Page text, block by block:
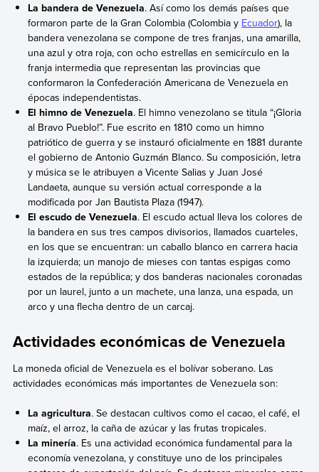
La bandera de Venezuela. Así como los demás países que
formaron parte de la Gran Colombia (Colombia y Ecuador), la
bandera venezolana se compone de tres franjas, una amarilla,
una azul y otra roja, con ocho estrellas en semicírculo en la
franja intermedia que representan las provincias que
conformaron la Confederación Americana de Venezuela en
épocas independentistas.
El himno de Venezuela. El himno venezolano se titula “¡Gloria
al Bravo Pueblo!”. Fue escrito en 1810 como un himno
patriótico de guerra y se instauró oficialmente en 1881 durante
el gobierno de Antonio Guzmán Blanco. Su composición, letra
y música se le atribuyen a Vicente Salias y Juan José
Landaeta, aunque su versión actual corresponde a la
modificada por Jan Bautista Plaza (1947).
El escudo de Venezuela. El escudo actual lleva los colores de
la bandera en sus tres campos divisorios, llamados cuarteles,
en los que se encuentran: un caballo blanco en carrera hacia
la izquierda; un manojo de mieses con tantas espigas como
estados de la república; y dos banderas nacionales coronadas
por un laurel, junto a un machete, una lanza, una espada, un
arco y una flecha dentro de un carcaj.
Actividades económicas de Venezuela
La moneda oficial de Venezuela es el bolívar soberano. Las
actividades económicas más importantes de Venezuela son:
La agricultura. Se destacan cultivos como el cacao, el café, el
maíz, el arroz, la caña de azúcar y las frutas tropicales.
La minería. Es una actividad económica fundamental para la
economía venezolana, y constituye uno de los principales